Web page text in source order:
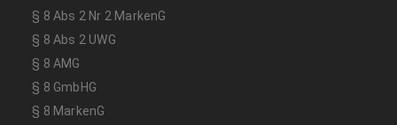
§ 8 Abs 2 Nr 2 MarkenG
§ 8 Abs 2 UWG
§ 8 AMG
§ 8 GmbHG
§ 8 MarkenG